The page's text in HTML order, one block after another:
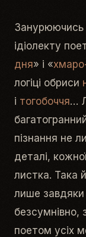
Занурюючись
ідіолекту
дня» і «
логіці обриси
і тогобоччя…
пізнання не
деталі,
листка. Така
лише завдяки
поетом усіх